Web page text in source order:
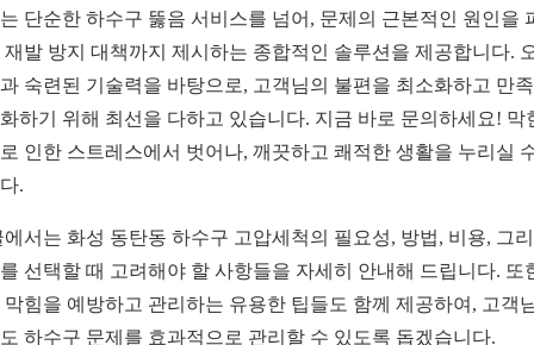
단순한 하수구 뚫음 서비스를 넘어, 문제의 근본적인 원인을
재발 방지 대책까지 제시하는 종합적인 솔루션을 제공합니다.
숙련된 기술력을 바탕으로, 고객님의 불편을 최소화하고 만
하기 위해 최선을 다하고 있습니다. 지금 바로 문의하세요! 막
인한 스트레스에서 벗어나, 깨끗하고 쾌적한 생활을 누리실
.
에서는 화성 동탄동 하수구 고압세척의 필요성, 방법, 비용, 그
선택할 때 고려해야 할 사항들을 자세히 안내해 드립니다. 또
막힘을 예방하고 관리하는 유용한 팁들도 함께 제공하여, 고객
하수구 문제를 효과적으로 관리할 수 있도록 돕겠습니다.